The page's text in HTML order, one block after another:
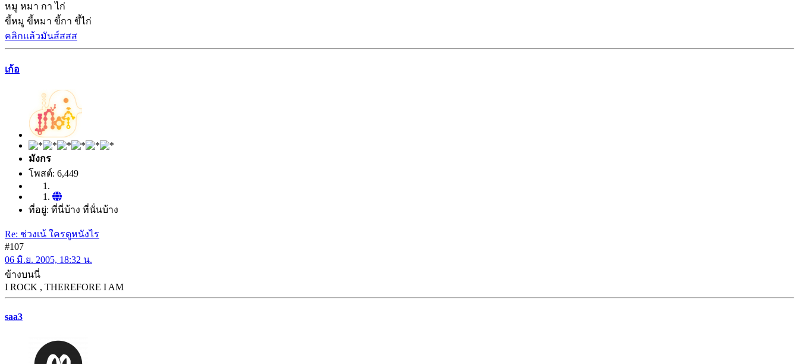
หมู หมา กา ไก่
ขี้หมู ขี้หมา ขี้กา ขึ้ไก่
คลิกแล้วมันส์สสส
เก้อ
มังกร
โพสต์: 6,449
ที่อยู่: ที่นี่บ้าง ที่นั่นบ้าง
Re: ช่วงเน้ ใครดูหนังไร
#107
06 มิ.ย. 2005, 18:32 น.
ข้างบนนี่
I ROCK , THEREFORE I AM
saa3